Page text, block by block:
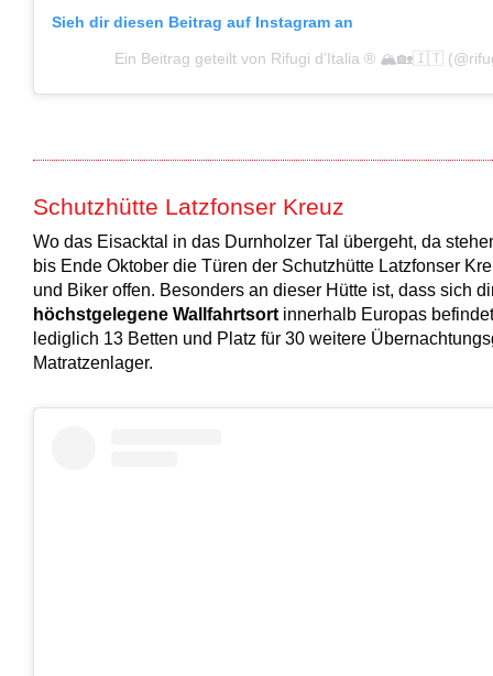
Sieh dir diesen Beitrag auf Instagram an
Ein Beitrag geteilt von Rifugi d’Italia ® 🏔🏡🇮🇹
Schutzhütte Latzfonser Kreuz
Wo das Eisacktal in das Durnholzer Tal übergeht, da
bis Ende Oktober die Türen der Schutzhütte Latzfonser
und Biker offen. Besonders an dieser Hütte ist, dass sich
höchstgelegene Wallfahrtsort innerhalb Europas
lediglich 13 Betten und Platz für 30 weitere
Matratzenlager.